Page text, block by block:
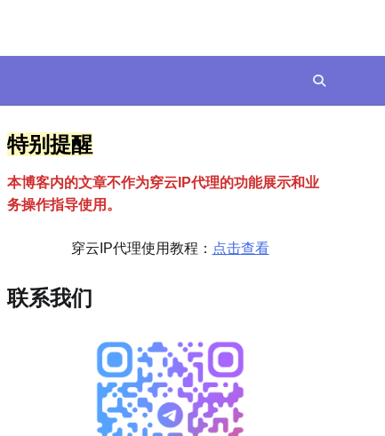
特别提醒
本博客内的文章不作为穿云 P代理的功能展示和业
务操作指导使用。
穿云IP代理使用教程： 点击查看
联系我们